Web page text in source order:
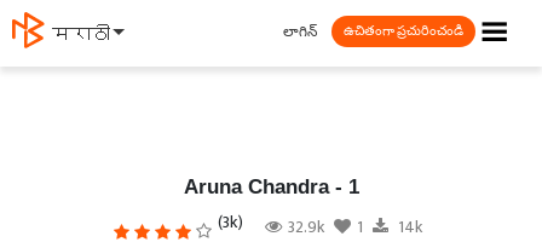
मराठी ☰
లాగిన్ ఉచితంగా ప్రచురించండి
Aruna Chandra - 1
(3k) 32.9k 1 14k